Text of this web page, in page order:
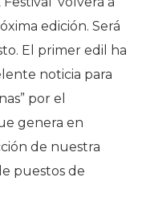
edición. Será
El primer edil ha
noticia para
por el
genera en
de nuestra
puestos de